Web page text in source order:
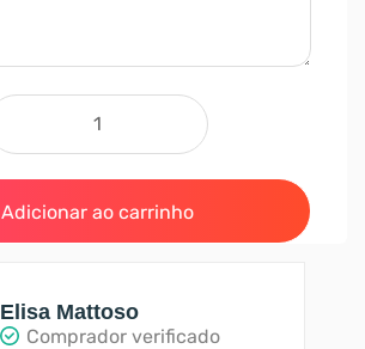
Comprar Seguidores Twitch -
Adicionar ao carrinho
Elisa Mattoso
Comprador verificado